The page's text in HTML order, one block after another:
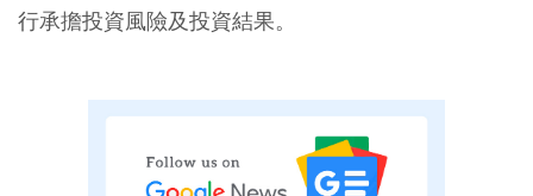
行承擔投資風險及投資結果。